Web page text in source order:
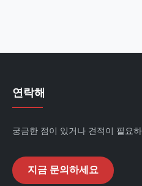
연락해
궁금한 점이 있거나 견적이 필요
지금 문의하세요